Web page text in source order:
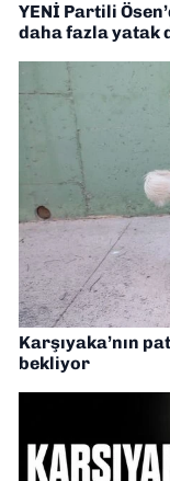
YENİ Partili
daha fazla yatak
Karşıyaka’nın
bekliyor